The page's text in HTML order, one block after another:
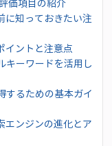
価項目の紹介
に知っておきたい注
イントと注意点
キーワードを活用し
するための基本ガイ
エンジンの進化とア